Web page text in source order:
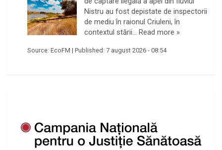
Nistru au fost depistate de inspectorii
de mediu în raionul Criuleni, în
contextul stării… Read more »
Source: EcoFM | Published: 7 august 2026 - 08:54